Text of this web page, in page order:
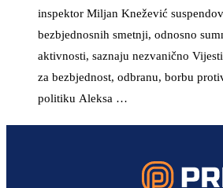
inspektor Miljan Knežević
bezbjednosnih smetnji, odnosno
aktivnosti, saznaju nezvanično
za bezbjednost, odbranu, borbu
politiku Aleksa …